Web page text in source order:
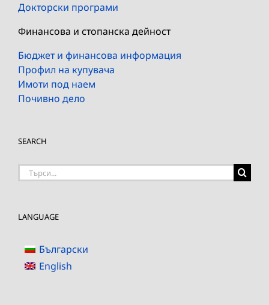
Докторски програми
Финансова и стопанска дейност
Бюджет и финансова информация
Профил на купувача
Имоти под наем
Почивно дело
SEARCH
Търсене
LANGUAGE
Български
English